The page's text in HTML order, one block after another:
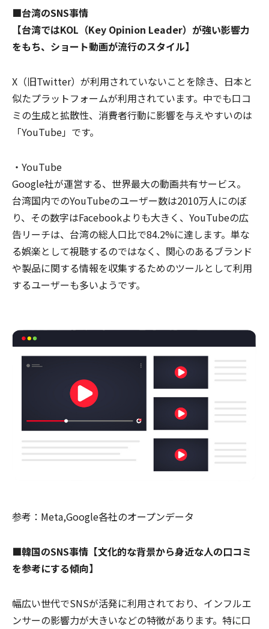
■台湾のSNS事情
【台湾ではKOL（Key Opinion Leader）が強い影響力
をもち、ショート動画が流行のスタイル】
X（旧Twitter）が利用されていないことを除き、日本と
似たプラットフォームが利用されています。中でも口コ
ミの生成と拡散性、消費者行動に影響を与えやすいのは
「YouTube」です。
・YouTube
Google社が運営する、世界最大の動画共有サービス。
台湾国内でのYouTubeのユーザー数は2010万人にのぼ
り、その数字はFacebookよりも大きく、YouTubeの広
告リーチは、台湾の総人口比で84.2%に達します。単な
る娯楽として視聴するのではなく、関心のあるブランド
や製品に関する情報を収集するためのツールとして利用
するユーザーも多いようです。
参考：Meta,Google各社のオープンデータ
■韓国のSNS事情【文化的な背景から身近な人の口コミ
を参考にする傾向】
幅広い世代でSNSが活発に利用されており、インフルエ
ンサーの影響力が大きいなどの特徴があります。特に口